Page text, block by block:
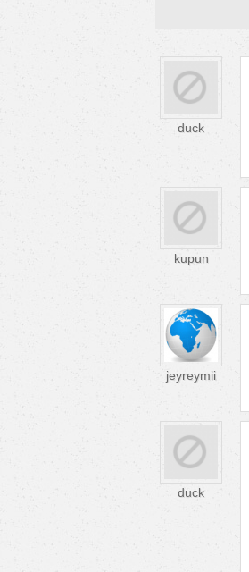
duck
kupun
jeyreymii
duck